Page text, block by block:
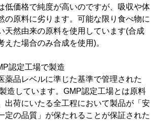
低価格で純度が高いのですが、吸収や体
の原料に劣ります。可能な限り食べ物に
天然由来の原料を使用しています(合成
えた場合のみ合成を使用)。
認定工場で製造
薬品レベルに準じた基準で管理された
造しています。GMP認定工場とは原料
出荷にいたる全工程において製品が「安
定の品質」が保たれることが保証された